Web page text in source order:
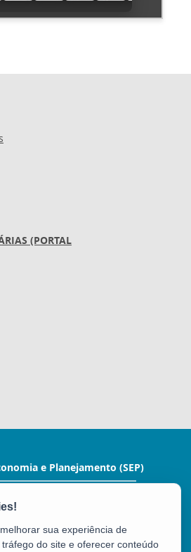
(PORTAL
e Planejamento (SEP)
- Barro Vermelho
4253 / 3636-4251
sua experiência de
do site e oferecer conteúdo